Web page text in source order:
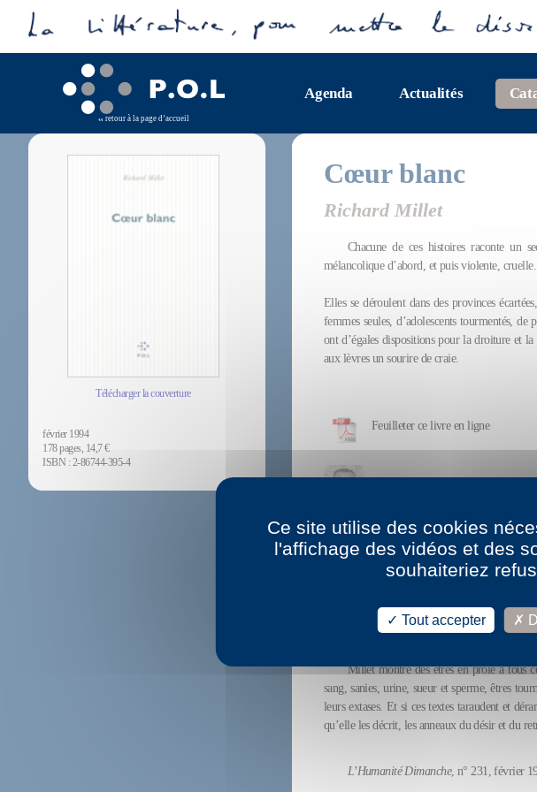
retour à la page d’accueil
Agenda Actualités
Télécharger la couverture
février 1994
178 pages, 14,7 €
ISBN : 2-86744-395-4
Cœur blanc
Richard Millet
Chacune de ces histoires raconte un
mélancolique d’abord, et puis violente, cruelle.
Elles se déroulent dans des provinces
femmes seules, d’adolescents tourmentés,
ont d’égales dispositions pour la droiture et
aux lèvres un sourire de craie.
Feuilleter ce livre en ligne
Traductions
La presse
Millet montre des êtres en proie à tous
sang, sanies, urine, sueur et sperme, êtres
leurs extases. Et si ces textes taraudent et
qu’elle les décrit, les anneaux du désir et du
L’Humanité Dimanche, n° 231, février
Ce site utilise des cookies
l'affichage des vidéos et des
souhaiteriez
Tout accepter